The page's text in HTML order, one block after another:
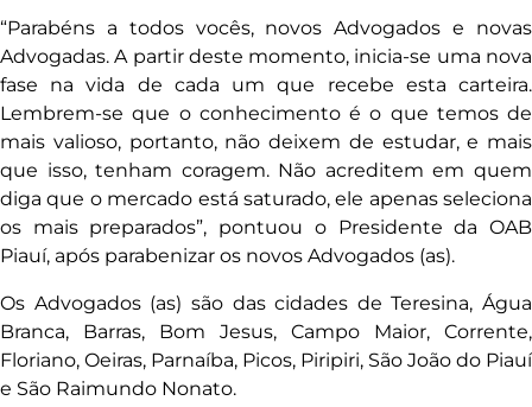
“Parabéns a todos vocês, novos Advogados e novas
Advogadas. A partir deste momento, inicia-se uma nova
fase na vida de cada um que recebe esta carteira.
Lembrem-se que o conhecimento é o que temos de
mais valioso, portanto, não deixem de estudar, e mais
que isso, tenham coragem. Não acreditem em quem
diga que o mercado está saturado, ele apenas seleciona
os mais preparados”, pontuou o Presidente da OAB
Piauí, após parabenizar os novos Advogados (as).
Os Advogados (as) são das cidades de Teresina, Água
Branca, Barras, Bom Jesus, Campo Maior, Corrente,
Floriano, Oeiras, Parnaíba, Picos, Piripiri, São João do Piauí
e São Raimundo Nonato.